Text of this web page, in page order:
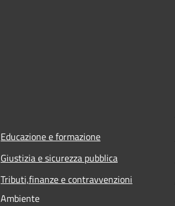
Educazione e formazione
Giustizia e sicurezza pubblica
Tributi,finanze e contravvenzioni
Ambiente